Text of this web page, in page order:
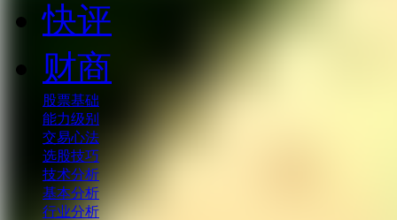
快评
财商
股票基础
能力级别
交易心法
选股技巧
技术分析
基本分析
行业分析